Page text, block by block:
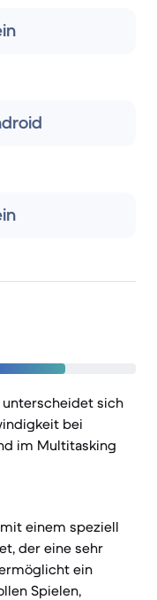
sich
bei
im Multitasking
mit einem speziell
der eine sehr
ein
Spielen,